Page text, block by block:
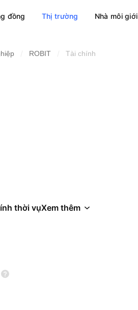
đồng Thị trường Nhà môi giới
ROBIT Tài chính
thời vụXem thêm